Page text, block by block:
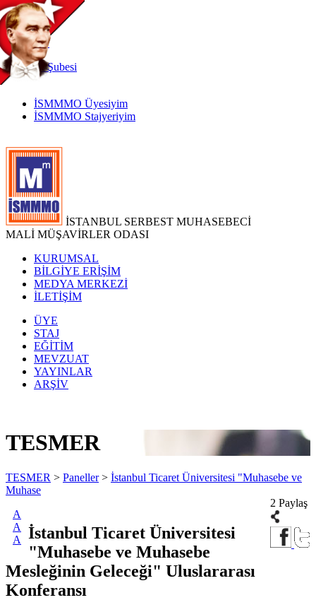
TR
|
EN
İnternetŞubesi
İSMMMO Üyesiyim
İSMMMO Stajyeriyim
İSTANBUL SERBEST MUHASEBECİ
MALİ MÜŞAVİRLER ODASI
KURUMSAL
BİLGİYE ERİŞİM
MEDYA MERKEZİ
İLETİŞİM
ÜYE
STAJ
EĞİTİM
MEVZUAT
YAYINLAR
ARŞİV
TESMER
TESMER > Paneller> İstanbul Ticaret Üniversitesi "Muhasebe ve
Muhase
A
A
A
2 Paylaş
İstanbul Ticaret Üniversitesi
"Muhasebe ve Muhasebe
Mesleğinin Geleceği" Uluslararası
Konferansı